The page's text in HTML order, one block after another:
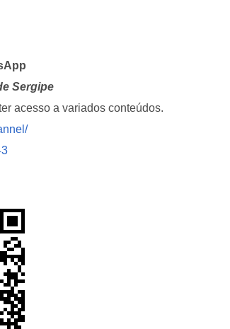
Sergipe
acesso a variados conteúdos.